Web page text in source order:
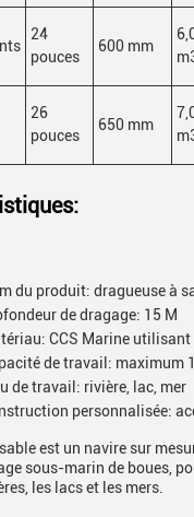
24
pouces
600 mm
26
pouces
650 mm
du produit: dragueuse à
de dragage: 15 M
CCS Marine utilisant
de travail: maximum
de travail: rivière, lac, mer
personnalisée:
sable est un navire sur
sous-marin de boues,
les lacs et les mers.